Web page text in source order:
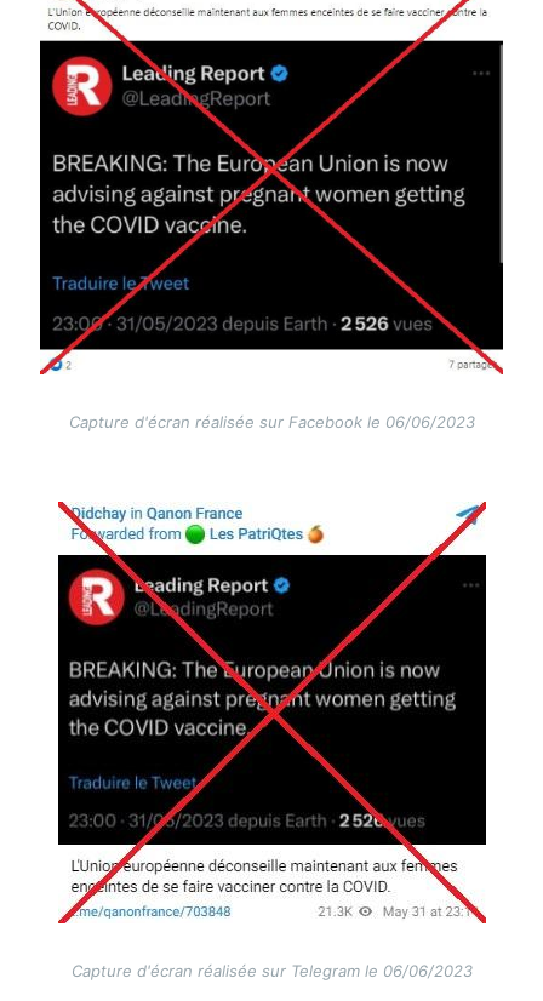
Capture d'écran réalisée sur Facebook le 06/06/2023
Image
Capture d'écran réalisée sur Telegram le 06/06/2023